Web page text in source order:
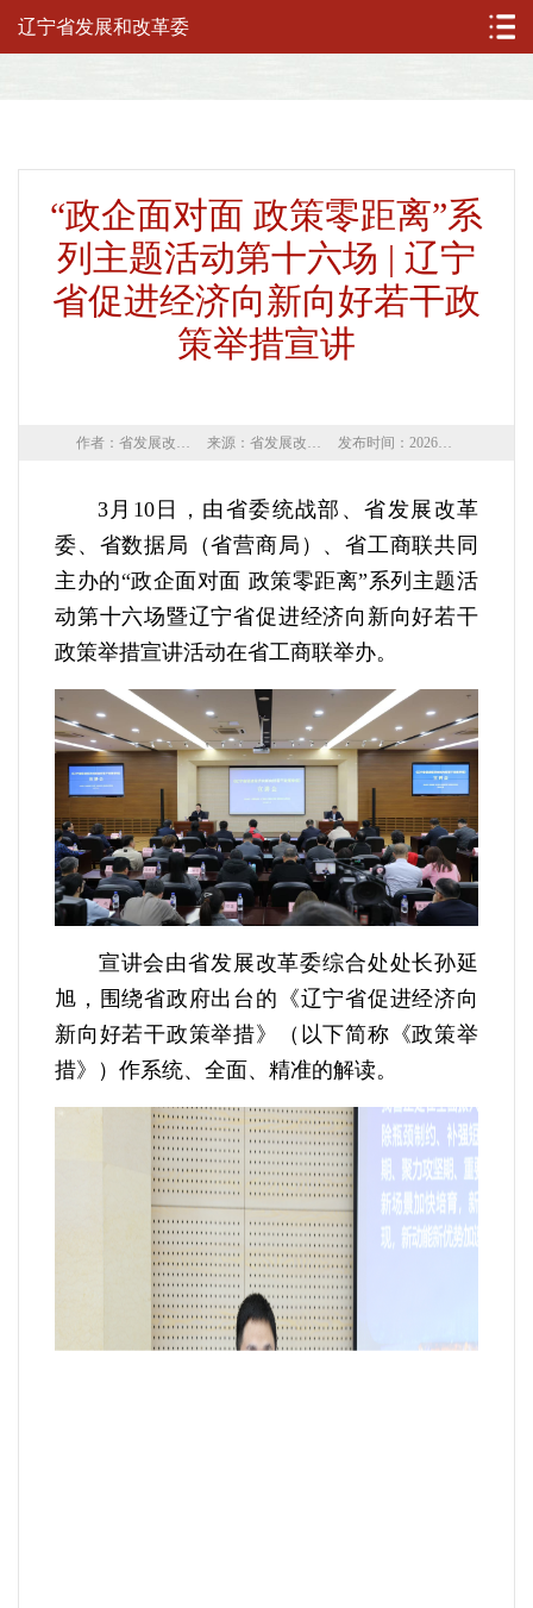
辽宁省发展和改革委
“政企面对面 政策零距离”系
列主题活动第十六场 | 辽宁
省促进经济向新向好若干政
策举措宣讲
作者：省发展改革委 来源：省发展改革委 发布时间：2026年03月12日
3月10日，由省委统战部、省发展改革
委、省数据局（省营商局）、省工商联共同
主办的“政企面对面 政策零距离”系列主题活
动第十六场暨辽宁省促进经济向新向好若干
政策举措宣讲活动在省工商联举办。
宣讲会由省发展改革委综合处处长孙延
旭，围绕省政府出台的《辽宁省促进经济向
新向好若干政策举措》（以下简称《政策举
措》）作系统、全面、精准的解读。